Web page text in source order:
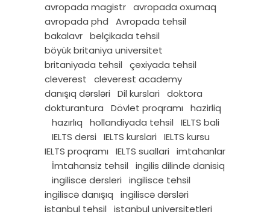
avropada magistr avropada oxumaq
avropada phd
Avropada tehsil
bakalavr belçikada tehsil
böyük britaniya universitet
britaniyada tehsil
çexiyada tehsil
cleverest
cleverest academy
danışıq dərsləri
Dil kurslari
doktora
dokturantura
Dövlet proqramı
hazirliq
hazırlıq
hollandiyada tehsil
IELTS bali
IELTS dersi
IELTS kurslari
IELTS kursu
IELTS proqramı
IELTS suallari
imtahanlar
İmtahansiz tehsil
ingilis dilinde danisiq
ingilisce dersleri
ingilisce tehsil
ingiliscə danışıq
ingiliscə dərsləri
istanbul tehsil
istanbul universitetleri